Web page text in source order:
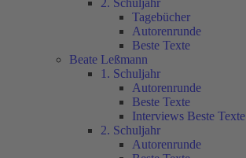
2. Schuljahr
Tagebücher
Autorenrunde
Beste Texte
Beate Leßmann
1. Schuljahr
Autorenrunde
Beste Texte
Interviews Beste Texte
2. Schuljahr
Autorenrunde